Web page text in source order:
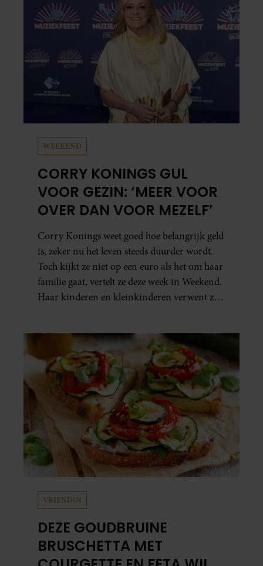
WEEKEND
CORRY KONINGS GUL
VOOR GEZIN: ‘MEER VOOR
OVER DAN VOOR MEZELF’
Corry Konings weet goed hoe belangrijk geld
is, zeker nu het leven steeds duurder wordt.
Toch kijkt ze niet op een euro als het om haar
familie gaat, vertelt ze deze week in Weekend.
Haar kinderen en kleinkinderen verwent ze
VRIENDIN
DEZE GOUDBRUINE
BRUSCHETTA MET